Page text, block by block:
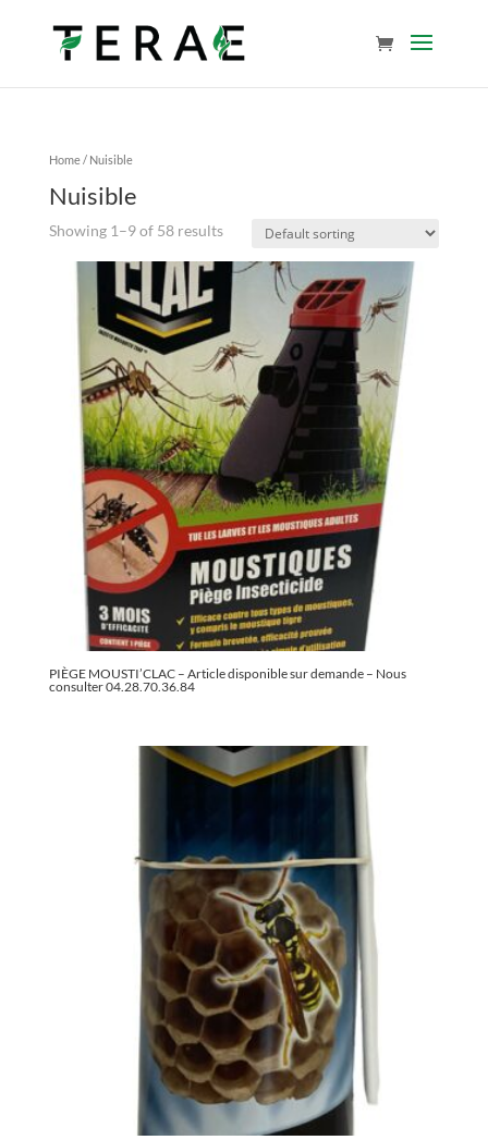
Home/ Nuisible
Nuisible
Showing 1–9 of 58 results
PIÈGE MOUSTI’CLAC – Article disponible sur demande – Nous
consulter 04.28.70.36.84